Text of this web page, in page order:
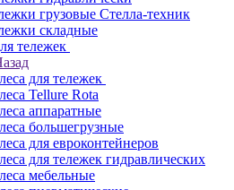
грузовые Стелла-техник
складные
тележек
для тележек
Tellure Rota
аппаратные
большегрузные
для евроконтейнеров
для тележек гидравлических
мебельные